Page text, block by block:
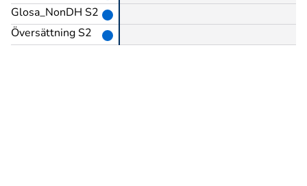
Glosa_NonDH S2
Översättning S2